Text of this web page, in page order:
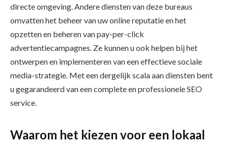
directe omgeving. Andere diensten van deze bureaus
omvatten het beheer van uw online reputatie en het
opzetten en beheren van pay-per-click
advertentiecampagnes. Ze kunnen u ook helpen bij het
ontwerpen en implementeren van een effectieve sociale
media-strategie. Met een dergelijk scala aan diensten bent
u gegarandeerd van een complete en professionele SEO
service.
Waarom het kiezen voor een lokaal